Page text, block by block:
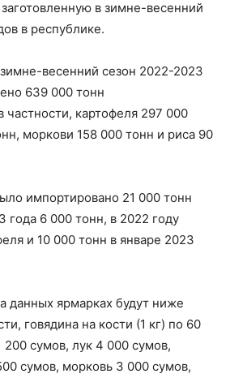
в зимне-весенний
в республике.
весенний сезон 2022-2023
639 000 тонн
частности, картофеля 297 000
моркови 158 000 тонн и риса 90
импортировано 21 000 тонн
года 6 000 тонн, в 2022 году
и 10 000 тонн в январе 2023
данных ярмарках будут ниже
говядина на кости (1 кг) по 60
200 сумов, лук 4 000 сумов,
сумов, морковь 3 000 сумов,